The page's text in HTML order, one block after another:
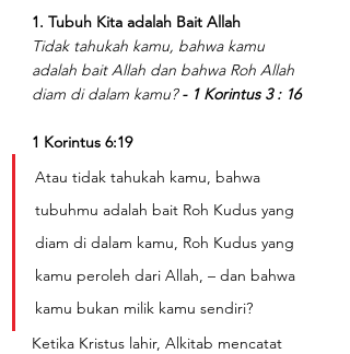
1. Tubuh Kita adalah Bait Allah
Tidak tahukah kamu, bahwa kamu
adalah bait Allah dan bahwa Roh Allah
diam di dalam kamu? - 1 Korintus 3 : 16
1 Korintus 6:19
Atau tidak tahukah kamu, bahwa
tubuhmu adalah bait Roh Kudus yang
diam di dalam kamu, Roh Kudus yang
kamu peroleh dari Allah, – dan bahwa
kamu bukan milik kamu sendiri?
Ketika Kristus lahir, Alkitab mencatat